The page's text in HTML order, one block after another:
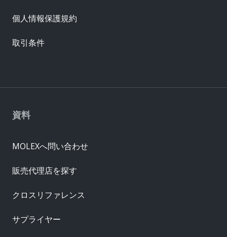
資料
MOLEXへ問い合わせ
販売代理店を探す
クロスリファレンス
サプライヤー
個人情報保護規約
取引条件